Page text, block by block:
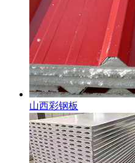
山西彩钢板